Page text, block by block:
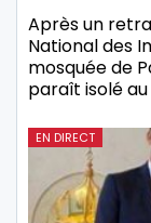
Après un
National des
mosquée de
paraît isolé
EN DIRECT